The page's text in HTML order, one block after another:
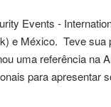
Events -
e México. Teve sua
uma referência na
para apresentar